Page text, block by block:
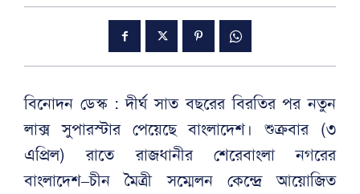
বিনোদন ডেস্ক : দীর্ঘ সাত বছরের বিরতির পর নতুন
লাক্স সুপারস্টার পেয়েছে বাংলাদেশ। শুক্রবার (৩
এপ্রিল) রাতে রাজধানীর শেরেবাংলা নগরের
বাংলাদেশ–চীন মৈত্রী সম্মেলন কেন্দ্রে আয়োজিত